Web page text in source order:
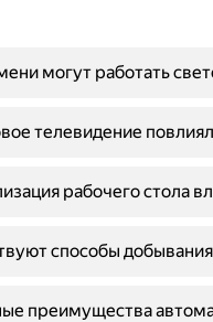
могут работать
телевидение
рабочего стола
способы
преимущества